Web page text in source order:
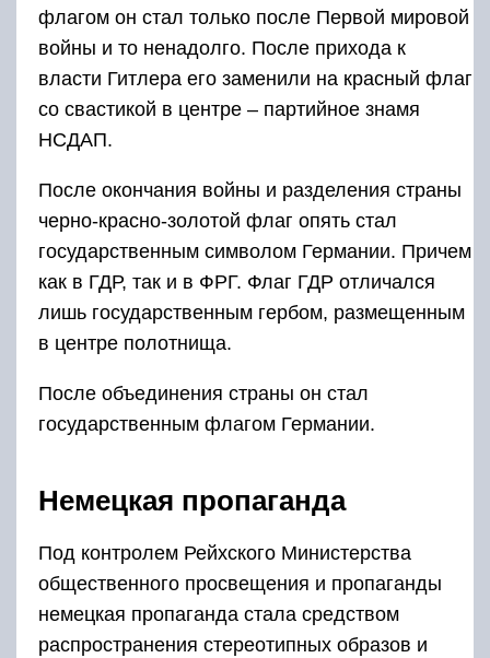
флагом он стал только после Первой мировой
войны и то ненадолго. После прихода к
власти Гитлера его заменили на красный флаг
со свастикой в центре – партийное знамя
НСДАП.
После окончания войны и разделения страны
черно-красно-золотой флаг опять стал
государственным символом Германии. Причем
как в ГДР, так и в ФРГ. Флаг ГДР отличался
лишь государственным гербом, размещенным
в центре полотнища.
После объединения страны он стал
государственным флагом Германии.
Немецкая пропаганда
Под контролем Рейхского Министерства
общественного просвещения и пропаганды
немецкая пропаганда стала средством
распространения стереотипных образов и